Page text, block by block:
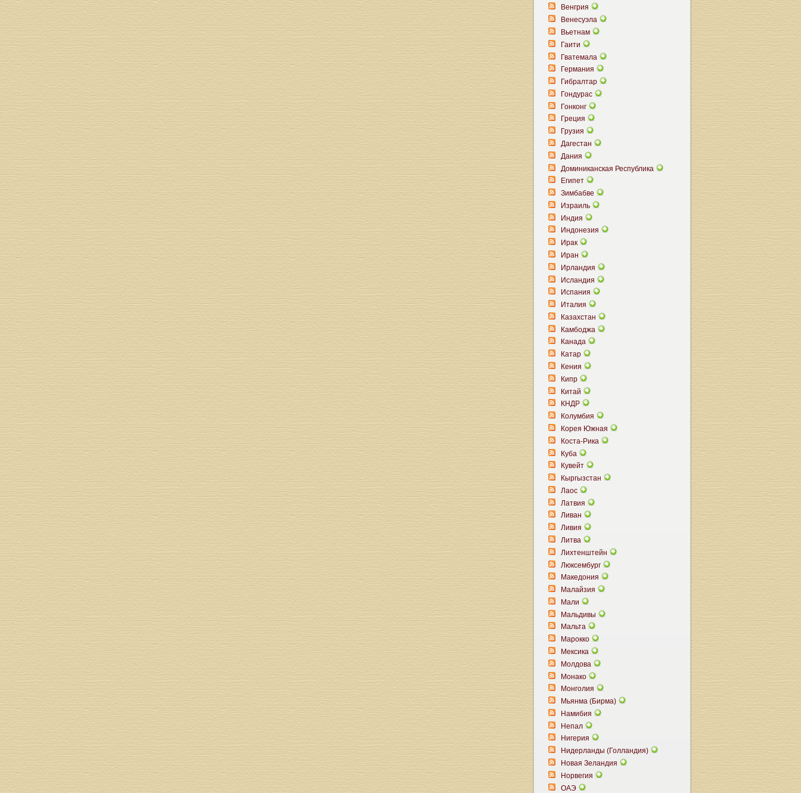
Венгрия
Венесуэла
Вьетнам
Гаити
Гватемала
Германия
Гибралтар
Гондурас
Гонконг
Греция
Грузия
Дагестан
Дания
Доминиканская Республика
Египет
Зимбабве
Израиль
Индия
Индонезия
Ирак
Иран
Ирландия
Исландия
Испания
Италия
Казахстан
Камбоджа
Канада
Катар
Кения
Кипр
Китай
КНДР
Колумбия
Корея Южная
Коста-Рика
Куба
Кувейт
Кыргызстан
Лаос
Латвия
Ливан
Ливия
Литва
Лихтенштейн
Люксембург
Македония
Малайзия
Мали
Мальдивы
Мальта
Марокко
Мексика
Молдова
Монако
Монголия
Мьянма (Бирма)
Намибия
Непал
Нигерия
Нидерланды (Голландия)
Новая Зеландия
Норвегия
ОАЭ